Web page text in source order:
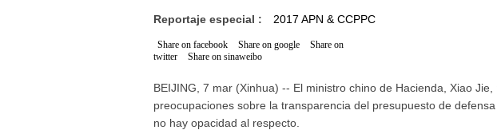
Reportaje especial : 2017 APN & CCPPC
Share on facebook Share on google
Share on
twitter
Share on sinaweibo
BEIJING, 7 mar (Xinhua) -- El ministro chino de Hacienda, Xiao
preocupaciones sobre la transparencia del presupuesto de
no hay opacidad al respecto.